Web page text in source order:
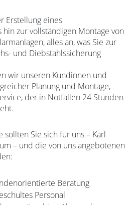
Erstellung eines
zur vollständigen Montage von
alles an, was Sie zur
und Diebstahlssicherung
wir unseren Kundinnen und
Planung und Montage,
der in Notfällen 24 Stunden
Sie sich für uns – Karl
– und die von uns angebotenen
Beratung
Personal